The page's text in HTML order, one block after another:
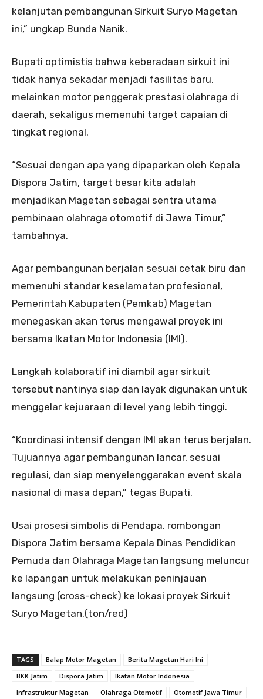
kelanjutan pembangunan Sirkuit Suryo Magetan
ini,” ungkap Bunda Nanik.
Bupati optimistis bahwa keberadaan sirkuit ini
tidak hanya sekadar menjadi fasilitas baru,
melainkan motor penggerak prestasi olahraga di
daerah, sekaligus memenuhi target capaian di
tingkat regional.
“Sesuai dengan apa yang dipaparkan oleh Kepala
Dispora Jatim, target besar kita adalah
menjadikan Magetan sebagai sentra utama
pembinaan olahraga otomotif di Jawa Timur,”
tambahnya.
Agar pembangunan berjalan sesuai cetak biru dan
memenuhi standar keselamatan profesional,
Pemerintah Kabupaten (Pemkab) Magetan
menegaskan akan terus mengawal proyek ini
bersama Ikatan Motor Indonesia (IMI).
Langkah kolaboratif ini diambil agar sirkuit
tersebut nantinya siap dan layak digunakan untuk
menggelar kejuaraan di level yang lebih tinggi.
“Koordinasi intensif dengan IMI akan terus berjalan.
Tujuannya agar pembangunan lancar, sesuai
regulasi, dan siap menyelenggarakan event skala
nasional di masa depan,” tegas Bupati.
Usai prosesi simbolis di Pendapa, rombongan
Dispora Jatim bersama Kepala Dinas Pendidikan
Pemuda dan Olahraga Magetan langsung meluncur
ke lapangan untuk melakukan peninjauan
langsung (cross-check) ke lokasi proyek Sirkuit
Suryo Magetan.(ton/red)
TAGS Balap Motor Magetan
Berita Magetan Hari Ini
BKK Jatim
Dispora Jatim
Ikatan Motor Indonesia
Infrastruktur Magetan
Olahraga Otomotif Otomotif Jawa Timur